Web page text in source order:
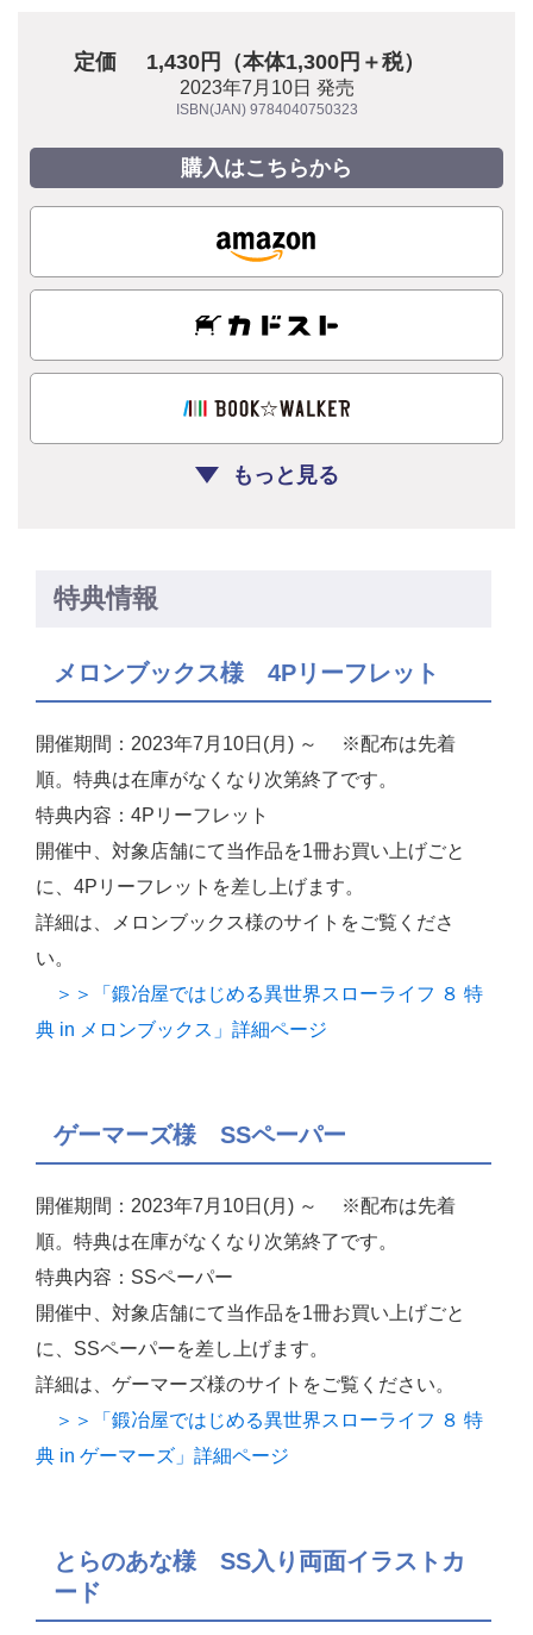
定価 1,430円（本体1,300円＋税）
2023年7月10日 発売
ISBN(JAN) 9784040750323
購入はこちらから
もっと見る
特典情報
メロンブックス様 4Pリーフレット
開催期間：2023年7月10日(月) ～ ※配布は先着
順。特典は在庫がなくなり次第終了です。
特典内容：4Pリーフレット
開催中、対象店舗にて当作品を1冊お買い上げごと
に、4Pリーフレットを差し上げます。
詳細は、メロンブックス様のサイトをご覧くださ
い。
＞＞「鍛冶屋ではじめる異世界スローライフ ８ 特
典 in メロンブックス」詳細ページ
ゲーマーズ様 SSペーパー
開催期間：2023年7月10日(月) ～ ※配布は先着
順。特典は在庫がなくなり次第終了です。
特典内容：SSペーパー
開催中、対象店舗にて当作品を1冊お買い上げごと
に、SSペーパーを差し上げます。
詳細は、ゲーマーズ様のサイトをご覧ください。
＞＞「鍛冶屋ではじめる異世界スローライフ ８ 特
典 in ゲーマーズ」詳細ページ
とらのあな様 SS入り両面イラストカ
ード